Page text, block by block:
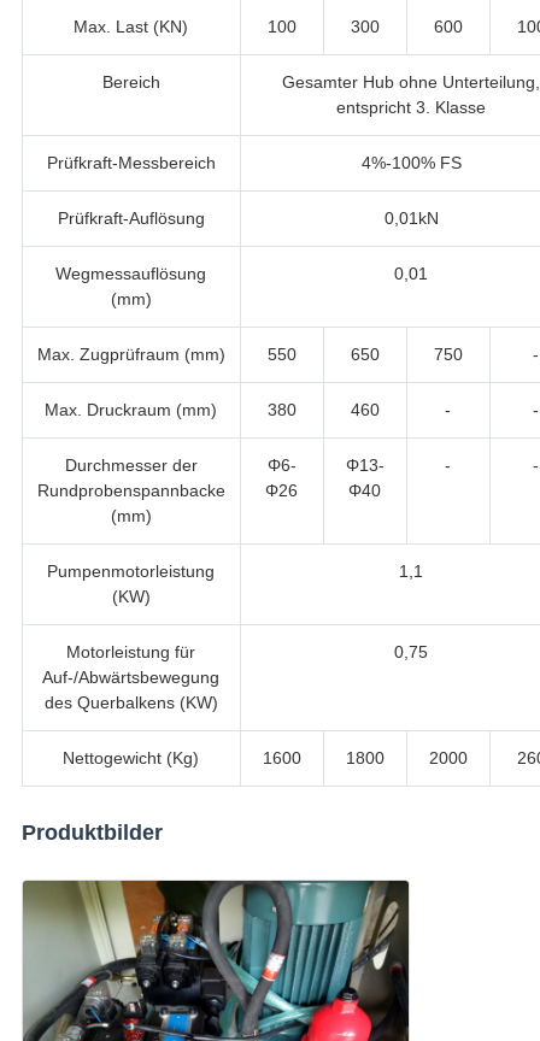
Max. Last (KN) 100 300 600
Bereich
Gesamter Hub ohne Unterteilung,
entspricht 3. Klasse
Prüfkraft-Messbereich 4%-100% FS
Prüfkraft-Auflösung 0,01kN
Wegmessauflösung
(mm)
0,01
Max. Zugprüfraum (mm) 550 650 750 -
Max. Druckraum (mm) 380 460 - -
Durchmesser der
Rundprobenspannbacke
(mm)
Φ6-
Φ26
Φ13-
Φ40
- -
Pumpenmotorleistung
(KW)
1,1
Motorleistung für
Auf-/Abwärtsbewegung
des Querbalkens (KW)
0,75
Nettogewicht (Kg) 1600 1800 2000
Produktbilder